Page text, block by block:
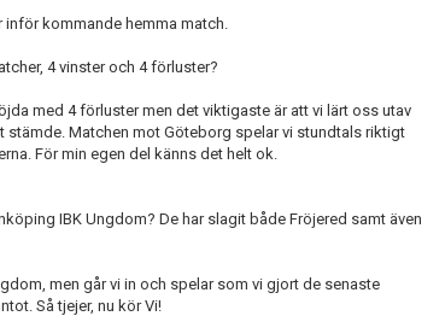
inför kommande hemma match.
4 vinster och 4 förluster?
med 4 förluster men det viktigaste är att vi lärt oss utav
Matchen mot Göteborg spelar vi stundtals riktigt
För min egen del känns det helt ok.
IBK Ungdom? De har slagit både Fröjered samt även
men går vi in och spelar som vi gjort de senaste
Så tjejer, nu kör Vi!